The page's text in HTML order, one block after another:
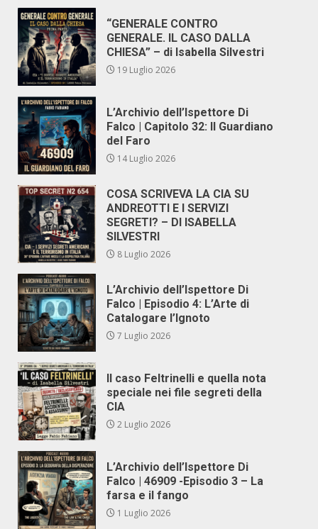
“GENERALE CONTRO
GENERALE. IL CASO DALLA
CHIESA” – di Isabella Silvestri
19 Luglio 2026
L’Archivio dell’Ispettore Di
Falco | Capitolo 32: Il Guardiano
del Faro
14 Luglio 2026
COSA SCRIVEVA LA CIA SU
ANDREOTTI E I SERVIZI
SEGRETI? – DI ISABELLA
SILVESTRI
8 Luglio 2026
L’Archivio dell’Ispettore Di
Falco | Episodio 4: L’Arte di
Catalogare l’Ignoto
7 Luglio 2026
Il caso Feltrinelli e quella nota
speciale nei file segreti della
CIA
2 Luglio 2026
L’Archivio dell’Ispettore Di
Falco | 46909 -Episodio 3 – La
farsa e il fango
1 Luglio 2026